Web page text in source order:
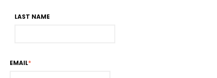
LAST NAME
EMAIL*